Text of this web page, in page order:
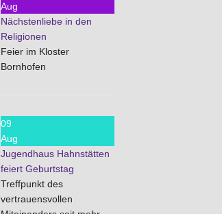
Aug
Nächstenliebe in den
Religionen
Feier im Kloster
Bornhofen
09
Aug
Jugendhaus Hahnstätten
feiert Geburtstag
Treffpunkt des
vertrauensvollen